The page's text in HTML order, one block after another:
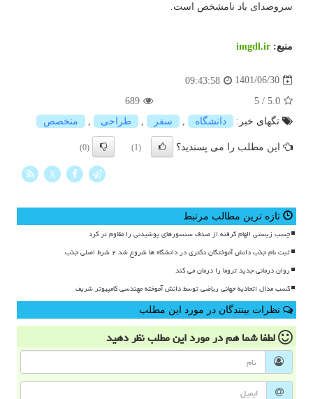
سروصدای باد نامشخص است.
منبع: imgdl.ir
1401/06/30
09:43:58
5.0
/
5
689
تگهای خبر:
دانشگاه , سفر , طراحی , متخصص
این مطلب را می پسندید؟ (1)
(0)
X
تازه ترین مطالب مرتبط
چسب زیستی الهام گرفته از صدف سنسورهای پوشیدنی را مقاوم تر کرد
ثبت نام جذب دانش آموختگان دکتری در دانشگاه ها شروع شد ۲ شرط اصلی جذب
روان درمانی جدید تروما را درمان می کند
کسب مدال اتحادیه جهانی ریاضی توسط دانش آموخته مهندسی کامپیوتر شریف
نظرات بینندگان در مورد این مطلب
لطفا شما همدر مورد این مطلبنظر دهید